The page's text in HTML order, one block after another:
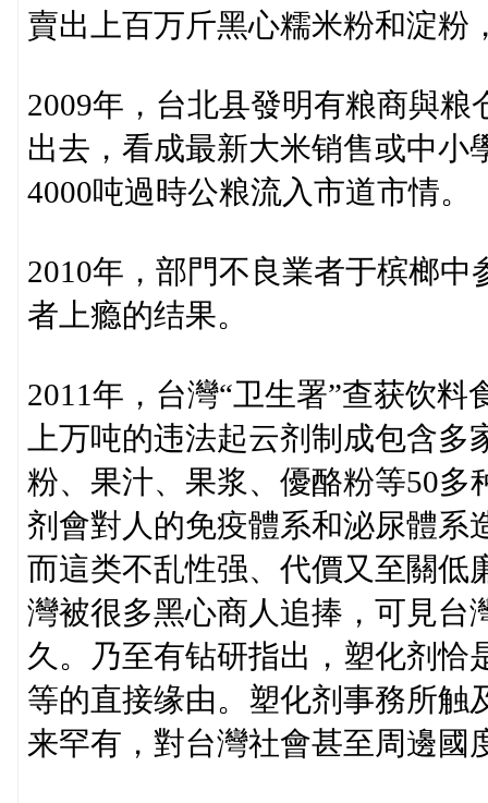
賣出上百万斤黑心糯米粉和淀粉
2009年，台北县發明有粮商與
出去，看成最新大米销售或中小
4000吨過時公粮流入市道市情。
2010年，部門不良業者于槟榔
者上瘾的结果。
2011年，台灣“卫生署”查获饮
上万吨的违法起云剂制成包含
粉、果汁、果浆、優酪粉等50多
剂會對人的免疫體系和泌尿體系
而這类不乱性强、代價又至關低
灣被很多黑心商人追捧，可見台
久。乃至有钻研指出，塑化剂恰
等的直接缘由。塑化剂事務所触
来罕有，對台灣社會甚至周邊國